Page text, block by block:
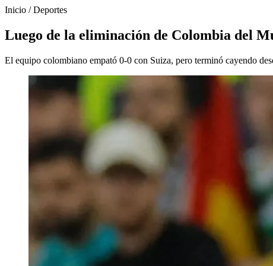
Inicio /Deportes
Luego de la eliminación de Colombia del
El equipo colombiano empató 0-0 con Suiza, pero terminó cayendo